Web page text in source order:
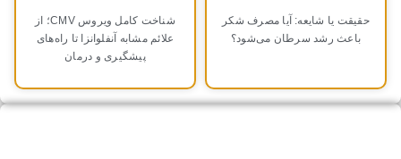
حقیقت یا شایعه: آیا مصرف شکر
باعث رشد سرطان می‌شود؟
شناخت کامل ویروس CMV؛ از
علائم مشابه آنفلوانزا تا راه‌های
پیشگیری و درمان